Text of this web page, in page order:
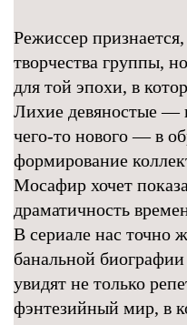
Режиссер
творчества группы,
для той эпохи, в
Лихие девяностые —
чего-то нового — в
формирование
Мосафир хочет
драматичность
В сериале нас точно
банальной
увидят не только
фэнтезийный мир, в